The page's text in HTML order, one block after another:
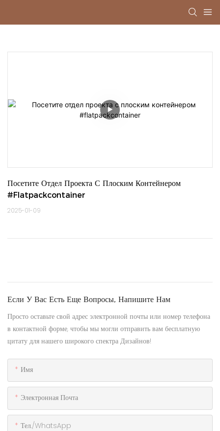
Посетите Отдел Проекта С Плоским Контейнером
#flatpackcontainer
2025-01-09
Если У Вас Есть Еще Вопросы, Напишите Нам
Просто оставьте свой адрес электронной почты или номер телефона
в контактной форме, чтобы мы могли отправить вам бесплатную
цитату для нашего широкого спектра Дизайнов!
Имя
Электронная Почта
Тел./WhatsApp